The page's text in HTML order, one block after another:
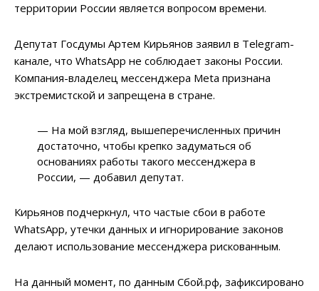
территории России является вопросом времени.
Депутат Госдумы Артем Кирьянов заявил в Telegram-
канале, что WhatsApp не соблюдает законы России.
Компания-владелец мессенджера Meta признана
экстремистской и запрещена в стране.
— На мой взгляд, вышеперечисленных причин
достаточно, чтобы крепко задуматься об
основаниях работы такого мессенджера в
России, — добавил депутат.
Кирьянов подчеркнул, что частые сбои в работе
WhatsApp, утечки данных и игнорирование законов
делают использование мессенджера рискованным.
На данный момент, по данным Сбой.рф, зафиксировано